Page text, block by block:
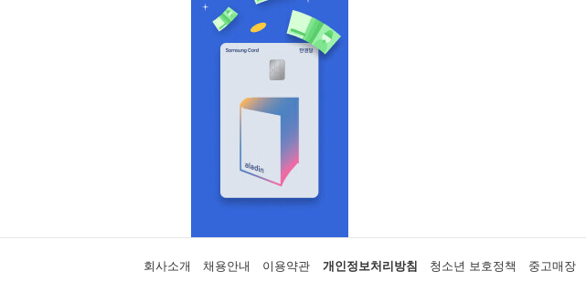
회사소개 채용안내 이용약관 개인정보처리방침 청소년 보호정책 중고매장